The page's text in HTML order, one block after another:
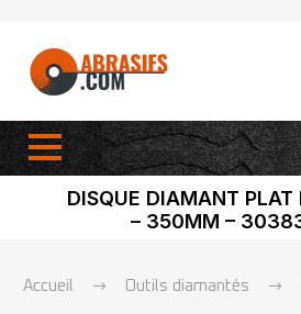
DISQUE DIAMANT PLAT
– 350MM –
Accueil Outils diamantés